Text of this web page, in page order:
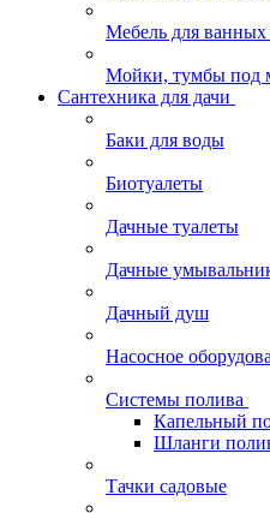
Мебель для ванных
Мойки, тумбы под
Сантехника для дачи
Баки для воды
Биотуалеты
Дачные туалеты
Дачные
Дачный душ
Насосное
Системы полива
Капельный
Шланги
Тачки садовые